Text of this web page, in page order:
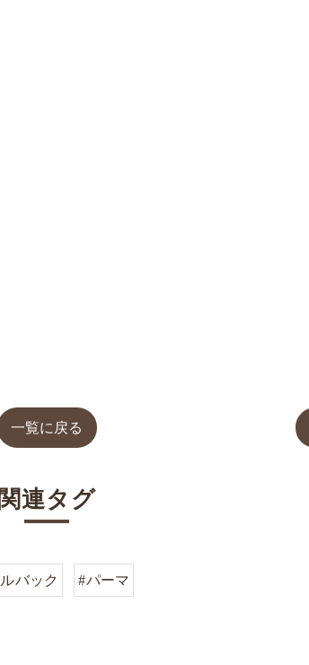
一覧に戻る
連タグ
バック #パーマ